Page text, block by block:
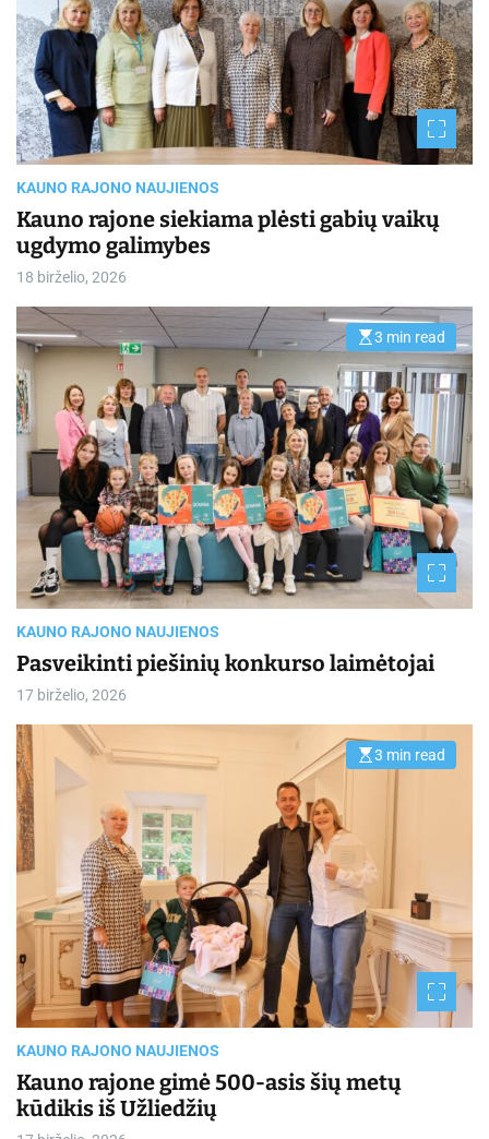
a
t
e
d
r
e
a
d
m
KAUNO RAJONO NAUJIENOS
Kauno rajone siekiama plėsti gabių vaikų
ugdymo galimybes
18 birželio, 2026
E
s
t
i
m
a
t
e
d
r
e
a
d
t
i
m
e
3 min read
KAUNO RAJONO NAUJIENOS
Pasveikinti piešinių konkurso laimėtojai
17 birželio, 2026
E
a
d
t
3 min read
KAUNO RAJONO NAUJIENOS
Kauno rajone gimė 500-asis šių metų
kūdikis iš Užliedžių